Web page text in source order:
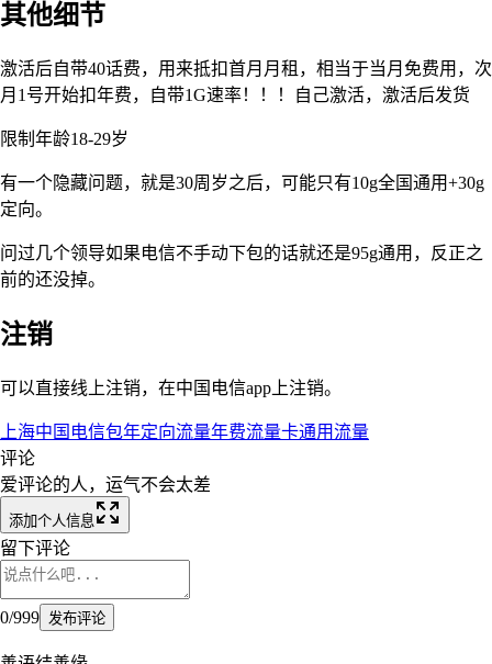
其他细节
激活后自带40话费，用来抵扣首月月租，相当于当月免费用，次
月1号开始扣年费，自带1G速率！！！自己激活，激活后发货
限制年龄18-29岁
有一个隐藏问题，就是30周岁之后，可能只有10g全国通用+30g
定向。
问过几个领导如果电信不手动下包的话就还是95g通用，反正之
前的还没掉。
注销
可以直接线上注销，在中国电信app上注销。
上海中国电信包年定向流量年费流量卡通用流量
评论
爱评论的人，运气不会太差
添加个人信息
留下评论
0/999 发布评论